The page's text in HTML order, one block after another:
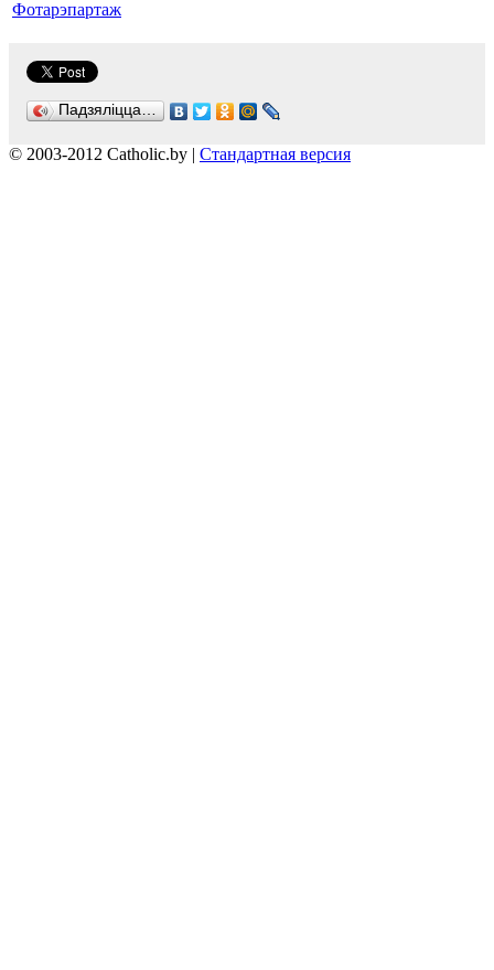
Фотарэпартаж
Падзяліцца…
© 2003-2012 Catholic.by | Стандартная версия